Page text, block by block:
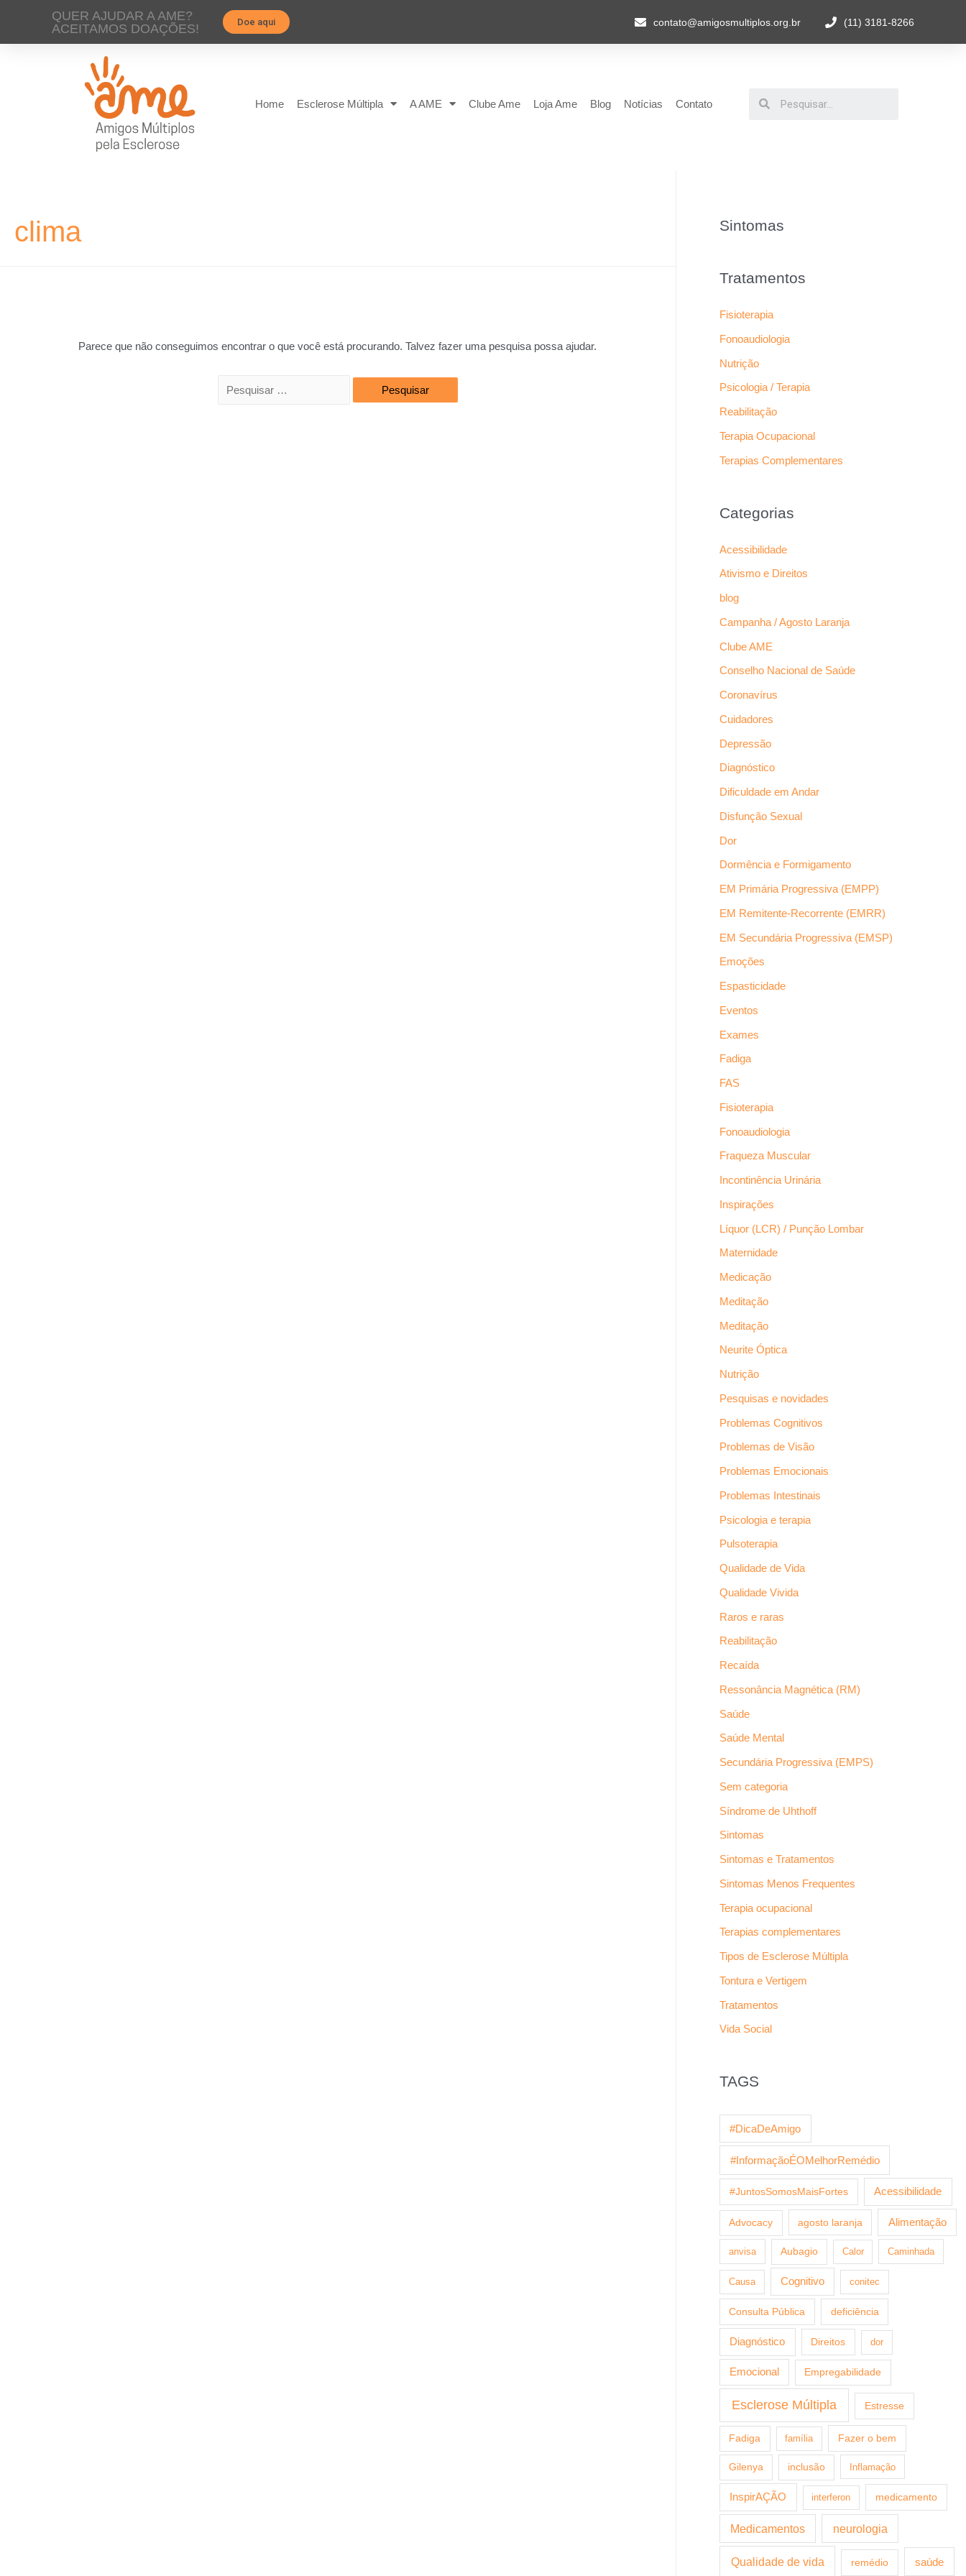
QUER AJUDAR A AME?
ACEITAMOS DOAÇÕES!
Doe aqui contato@amigosmultiplos.org.br (11) 3181-8266
Home Esclerose Múltipla A AME Clube Ame Loja Ame Blog Notícias Contato
clima
Parece que não conseguimos encontrar o que você está procurando. Talvez fazer uma pesquisa possa ajudar.
Sintomas
Tratamentos
Fisioterapia
Fonoaudiologia
Nutrição
Psicologia / Terapia
Reabilitação
Terapia Ocupacional
Terapias Complementares
Categorias
Acessibilidade
Ativismo e Direitos
blog
Campanha / Agosto Laranja
Clube AME
Conselho Nacional de Saúde
Coronavírus
Cuidadores
Depressão
Diagnóstico
Dificuldade em Andar
Disfunção Sexual
Dor
Dormência e Formigamento
EM Primária Progressiva (EMPP)
EM Remitente-Recorrente (EMRR)
EM Secundária Progressiva (EMSP)
Emoções
Espasticidade
Eventos
Exames
Fadiga
FAS
Fisioterapia
Fonoaudiologia
Fraqueza Muscular
Incontinência Urinária
Inspirações
Líquor (LCR) / Punção Lombar
Maternidade
Medicação
Meditação
Meditação
Neurite Óptica
Nutrição
Pesquisas e novidades
Problemas Cognitivos
Problemas de Visão
Problemas Emocionais
Problemas Intestinais
Psicologia e terapia
Pulsoterapia
Qualidade de Vida
Qualidade Vivida
Raros e raras
Reabilitação
Recaída
Ressonância Magnética (RM)
Saúde
Saúde Mental
Secundária Progressiva (EMPS)
Sem categoria
Síndrome de Uhthoff
Sintomas
Sintomas e Tratamentos
Sintomas Menos Frequentes
Terapia ocupacional
Terapias complementares
Tipos de Esclerose Múltipla
Tontura e Vertigem
Tratamentos
Vida Social
TAGS
#DicaDeAmigo
#InformaçãoÉOMelhorRemédio
#JuntosSomosMaisFortes Acessibilidade
Advocacy agosto laranja Alimentação
anvisa Aubagio Calor Caminhada
Causa Cognitivo conitec
Consulta Pública deficiência
Diagnóstico Direitos dor
Emocional Empregabilidade
Esclerose Múltipla Estresse
Fadiga família Fazer o bem
Gilenya inclusão Inflamação
InspirAÇÃO interferon medicamento
Medicamentos neurologia
Qualidade de vida remédio saúde